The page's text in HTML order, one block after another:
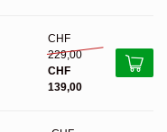
CHF
229,00
CHF
139,00